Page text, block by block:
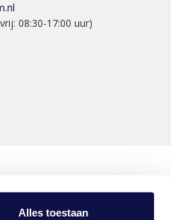
Alles toestaan
08:30-17:00 uur)